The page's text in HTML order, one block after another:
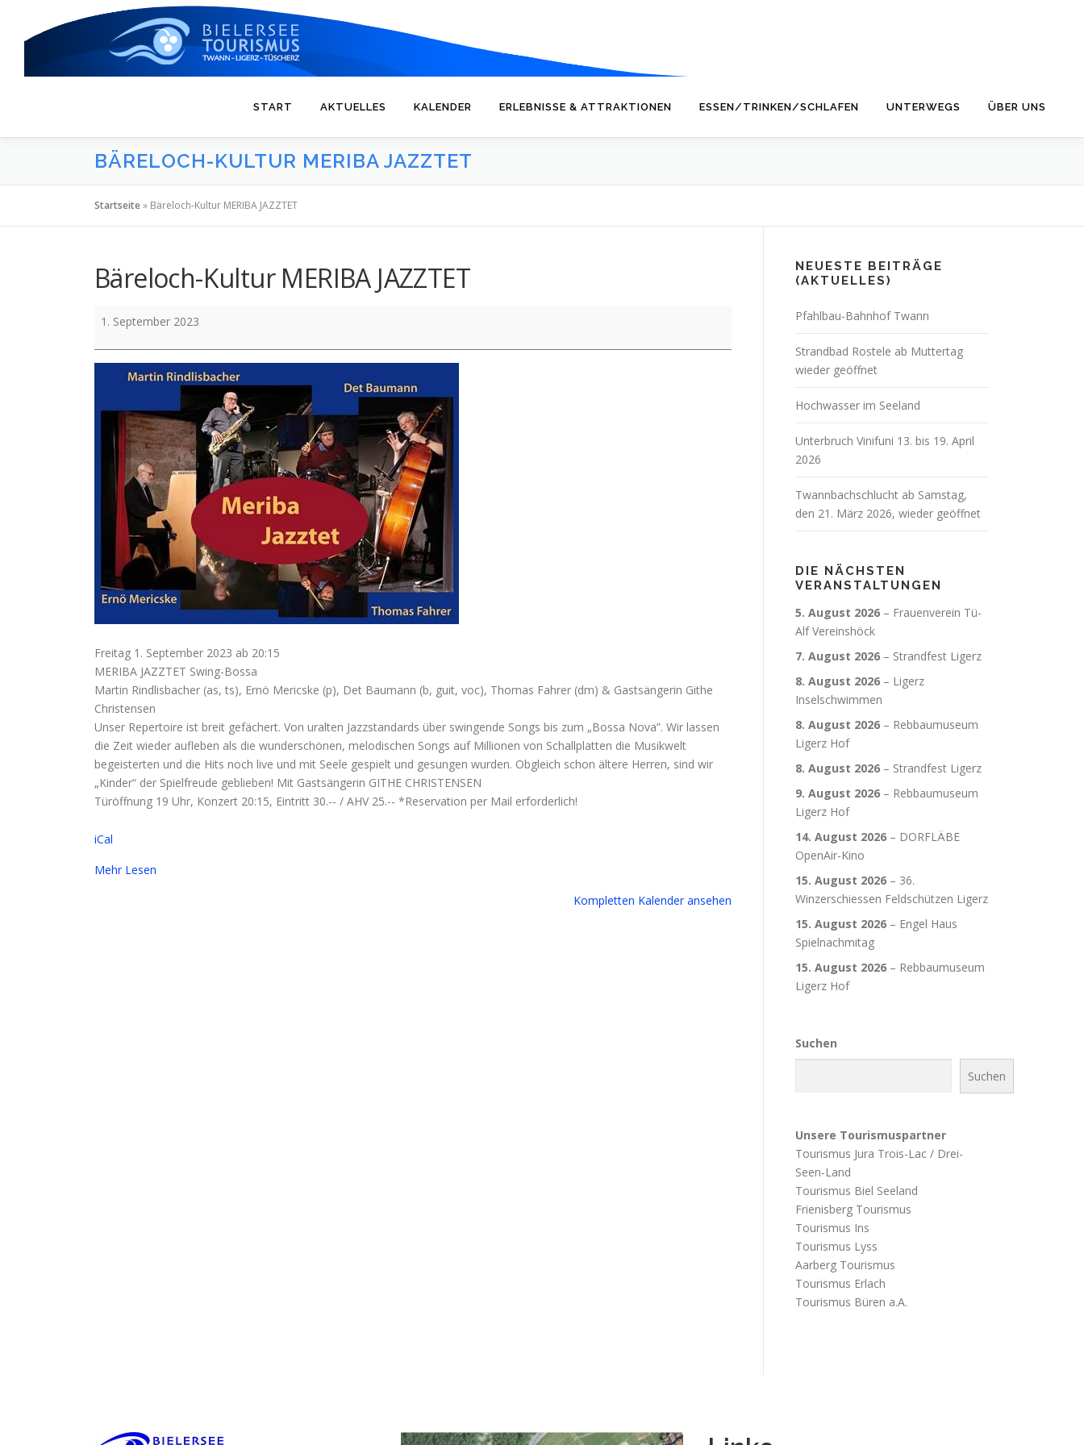
springen
START AKTUELLES KALENDER ERLEBNISSE & ATTRAKTIONEN ESSEN/TRINKEN/SCHLAFEN UNTERWEGS ÜBER UNS
BÄRELOCH-KULTUR MERIBA JAZZTET
Startseite» Bäreloch-Kultur MERIBA JAZZTET
Bäreloch-Kultur MERIBA JAZZTET
Bäreloch-
MERIBA
JAZZTET
1. September 2023
Freitag 1. September 2023 ab 20:15
MERIBA JAZZTET Swing-Bossa
Martin Rindlisbacher (as, ts), Ernö Mericske (p), Det Baumann (b, guit, voc), Thomas Fahrer (dm) & Gastsängerin Githe
Christensen
Unser Repertoire ist breit gefächert. Von uralten Jazzstandards über swingende Songs bis zum „Bossa Nova”. Wir lassen
die Zeit wieder aufleben als die wunderschönen, melodischen Songs auf Millionen von Schallplatten die Musikwelt
begeisterten und die Hits noch live und mit Seele gespielt und gesungen wurden. Obgleich schon ältere Herren, sind wir
„Kinder“ der Spielfreude geblieben! Mit Gastsängerin GITHE CHRISTENSEN
Türöffnung 19 Uhr, Konzert 20:15, Eintritt 30.-- / AHV 25.-- *Reservation per Mail erforderlich!
iCal
Mehr Lesen
Kompletten Kalender ansehen
NEUESTE BEITRÄGE
(AKTUELLES)
Pfahlbau-Bahnhof Twann
Strandbad Rostele ab Muttertag
wieder geöffnet
Hochwasser im Seeland
Unterbruch Vinifuni 13. bis 19. April
2026
Twannbachschlucht ab Samstag,
den 21. März 2026, wieder geöffnet
DIE NÄCHSTEN
VERANSTALTUNGEN
5. August 2026 – Frauenverein Tü-
Alf Vereinshöck
7. August 2026 – Strandfest Ligerz
8. August 2026 – Ligerz
Inselschwimmen
8. August 2026 – Rebbaumuseum
Ligerz Hof
8. August 2026 – Strandfest Ligerz
9. August 2026 – Rebbaumuseum
Ligerz Hof
14. August 2026 – DORFLÄBE
OpenAir-Kino
15. August 2026 – 36.
Winzerschiessen Feldschützen Ligerz
15. August 2026 – Engel Haus
Spielnachmitag
15. August 2026 – Rebbaumuseum
Ligerz Hof
Suchen
Suchen
Unsere Tourismuspartner
Tourismus Jura Trois-Lac / Drei-
Seen-Land
Tourismus Biel Seeland
Frienisberg Tourismus
Tourismus Ins
Tourismus Lyss
Aarberg Tourismus
Tourismus Erlach
Tourismus Büren a.A.